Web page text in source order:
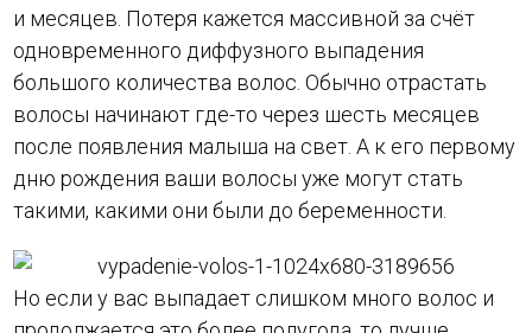
и месяцев. Потеря кажется массивной за счёт
одновременного диффузного выпадения
большого количества волос. Обычно отрастать
волосы начинают где-то через шесть месяцев
после появления малыша на свет. А к его первому
дню рождения ваши волосы уже могут стать
такими, какими они были до беременности.
Но если у вас выпадает слишком много волос и